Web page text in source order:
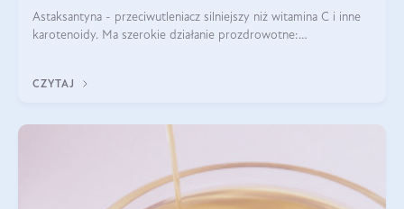
Astaksantyna - przeciwutleniacz silniejszy niż witamina C i inne
karotenoidy. Ma szerokie działanie prozdrowotne:
CZYTAJ